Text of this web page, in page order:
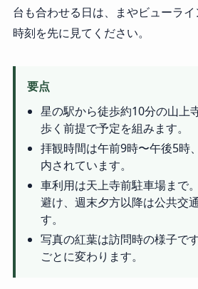
台も合わせる日は、まやビューラ
時刻を先に見てください。
要点
星の駅から徒歩約10分の山上
歩く前提で予定を組みます。
拝観時間は午前9時〜午後5時
内されています。
車利用は天上寺前駐車場まで
避け、週末夕方以降は公共交
す。
写真の紅葉は訪問時の様子で
ごとに変わります。